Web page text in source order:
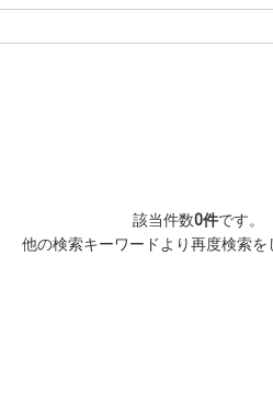
該当件数0件です。
他の検索キーワードより再度検索を